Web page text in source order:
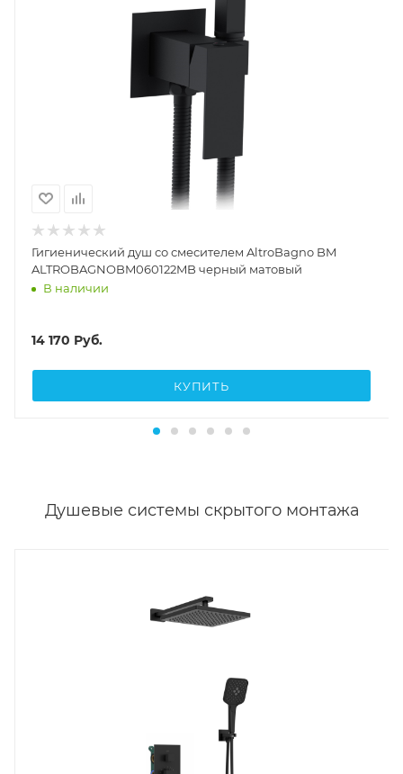
Гигиенический душ со смесителем AltroBagno BM
ALTROBAGNOBM060122MB черный матовый
В наличии
14 170 Руб.
КУПИТЬ
Душевые системы скрытого монтажа